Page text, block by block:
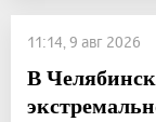
11:14, 9 авг 2026
В